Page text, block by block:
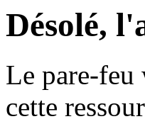
Désolé,
Le pare-feu
cette